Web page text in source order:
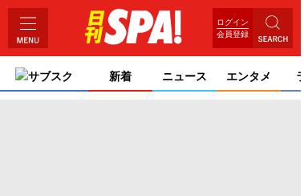
ログイン
会員登録
サブスク 新着 ニュース エンタメ